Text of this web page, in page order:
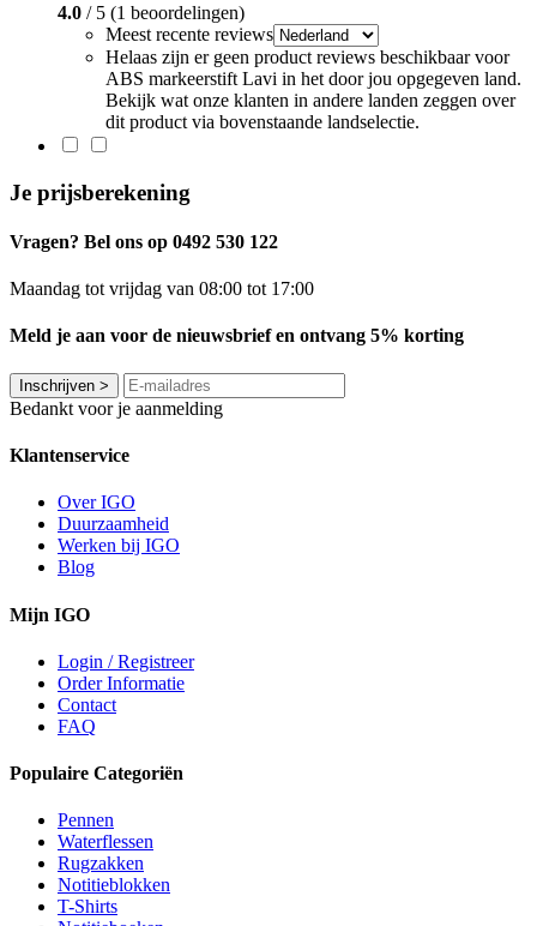
4.0 / 5 (1 beoordelingen)
Meest recente reviews
Helaas zijn er geen product reviews beschikbaar voor
ABS markeerstift Lavi in het door jou opgegeven land.
Bekijk wat onze klanten in andere landen zeggen over
dit product via bovenstaande landselectie.
Je prijsberekening
Vragen? Bel ons op 0492 530 122
Maandag tot vrijdag van 08:00 tot 17:00
Meld je aan voor de nieuwsbrief en ontvang 5% korting
Inschrijven >
Bedankt voor je aanmelding
Klantenservice
Over IGO
Duurzaamheid
Werken bij IGO
Blog
Mijn IGO
Login / Registreer
Order Informatie
Contact
FAQ
Populaire Categoriën
Pennen
Waterflessen
Rugzakken
Notitieblokken
T-Shirts